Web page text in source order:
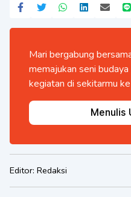
Mari bergabung
memajukan seni
kegiatan di sekitarmu ke
Menulis
Editor: Redaksi